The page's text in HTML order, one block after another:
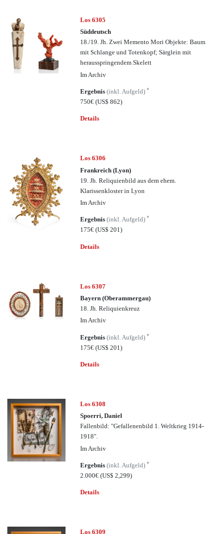
Los 6305
Süddeutsch
18./19. Jh. Zwei Memento Mori Objekte: Baum
mit Schlange und Totenkopf; Särglein mit
herausspringendem Skelett
Im Archiv
Ergebnis(inkl. Aufgeld)*
750€(US$ 862)
Details
Los 6306
Frankreich (Lyon)
19. Jh. Reliquienbild aus dem ehem.
Klarissenkloster in Lyon
Im Archiv
Ergebnis(inkl. Aufgeld)*
175€(US$ 201)
Details
Los 6307
Bayern (Oberammergau)
18. Jh. Reliquienkreuz
Im Archiv
Ergebnis(inkl. Aufgeld)*
175€(US$ 201)
Details
Los 6308
Spoerri, Daniel
Fallenbild: "Gefallenenbild 1. Weltkrieg 1914-
1918".
Im Archiv
Ergebnis(inkl. Aufgeld)*
2.000€(US$ 2,299)
Details
Los 6309